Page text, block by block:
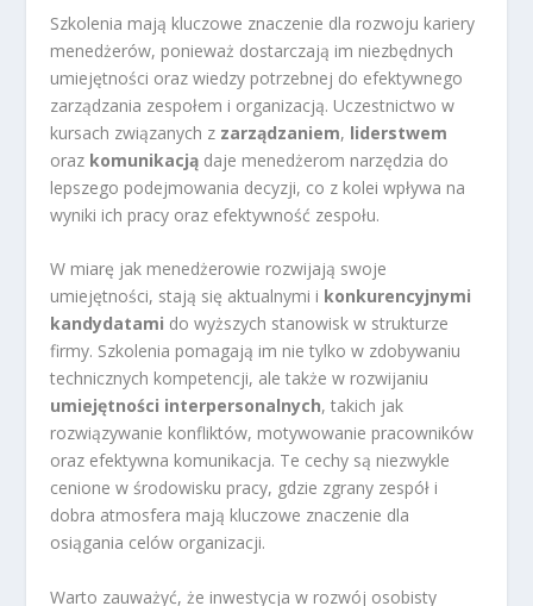
Szkolenia mają kluczowe znaczenie dla rozwoju kariery
menedżerów, ponieważ dostarczają im niezbędnych
umiejętności oraz wiedzy potrzebnej do efektywnego
zarządzania zespołem i organizacją. Uczestnictwo w
kursach związanych z zarządzaniem, liderstwem
oraz komunikacją daje menedżerom narzędzia do
lepszego podejmowania decyzji, co z kolei wpływa na
wyniki ich pracy oraz efektywność zespołu.
W miarę jak menedżerowie rozwijają swoje
umiejętności, stają się aktualnymi i konkurencyjnymi
kandydatami do wyższych stanowisk w strukturze
firmy. Szkolenia pomagają im nie tylko w zdobywaniu
technicznych kompetencji, ale także w rozwijaniu
umiejętności interpersonalnych, takich jak
rozwiązywanie konfliktów, motywowanie pracowników
oraz efektywna komunikacja. Te cechy są niezwykle
cenione w środowisku pracy, gdzie zgrany zespół i
dobra atmosfera mają kluczowe znaczenie dla
osiągania celów organizacji.
Warto zauważyć, że inwestycja w rozwój osobisty